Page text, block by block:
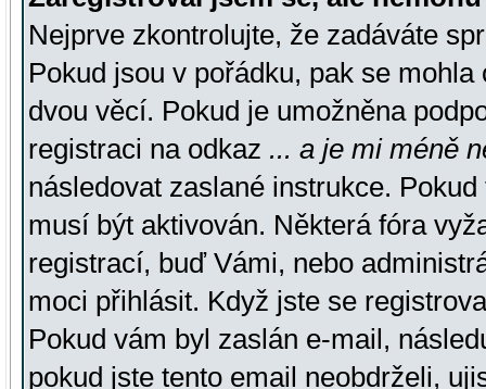
Nejprve zkontrolujte, že zadáváte
Pokud jsou v pořádku, pak se
dvou věcí. Pokud je umožněna
registraci na odkaz ... a je mi méně
následovat zaslané instrukce.
musí být aktivován. Některá fóra
registrací, buď Vámi, nebo
moci přihlásit. Když jste se
Pokud vám byl zaslán e-mail,
pokud jste tento email neobdrželi,